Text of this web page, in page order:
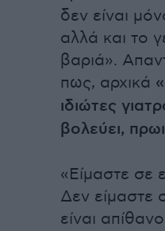
δεν είναι
αλλά και το
βαριά».
πως, αρχικά
ιδιώτες
βολεύει,
«Είμαστε σε
Δεν είμαστε
είναι